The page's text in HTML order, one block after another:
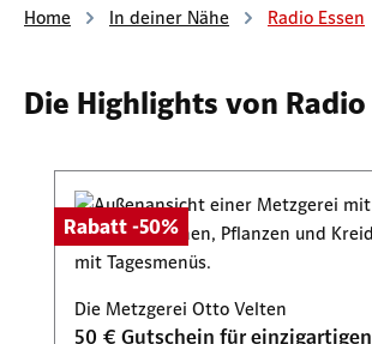
Home In deiner Nähe Radio Essen
Die Highlights von Radio
Rabatt -50%
Die Metzgerei Otto Velten
50 € Gutschein für einzigartigen